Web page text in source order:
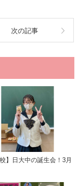
次の記事
校】日大中の誕生会！3月